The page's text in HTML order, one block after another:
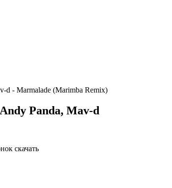
d - Marmalade (Marimba Remix)
Panda, Mav-d